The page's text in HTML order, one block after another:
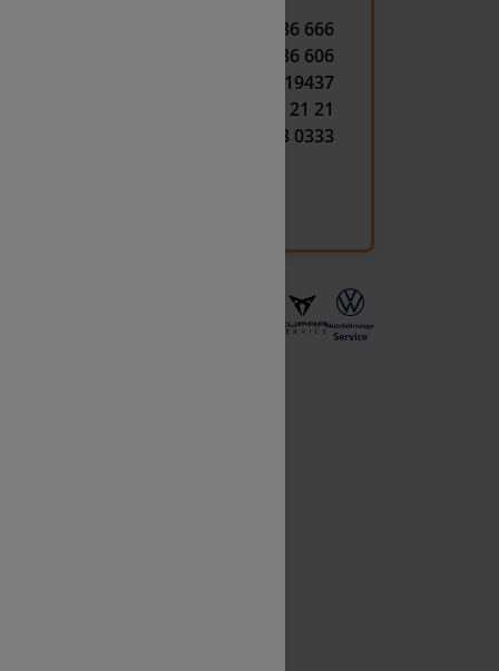
+ 43 1 86 666
+ 43 1 86 606
+ 43 1 25119 19437
+ 43 15 21 21
+ 43 533 0333